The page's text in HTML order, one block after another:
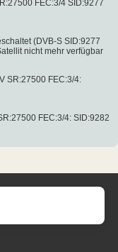
FEC:3/4 SID:9277
(DVB-S SID:9277
nicht mehr verfügbar
SR:27500 FEC:3/4:
FEC:3/4: SID:9282